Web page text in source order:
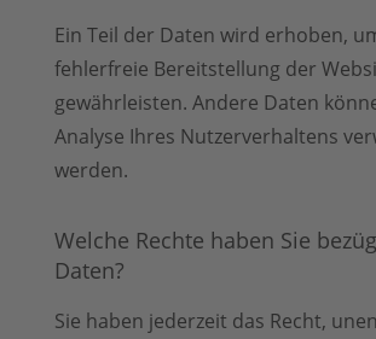
Ein Teil der Daten wird erhoben,
fehlerfreie Bereitstellung der
gewährleisten. Andere Daten
Analyse Ihres Nutzerverhaltens
werden.
Welche Rechte haben Sie
Daten?
Sie haben jederzeit das Recht,